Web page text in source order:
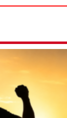
e
a
m
i
y
n
k
r